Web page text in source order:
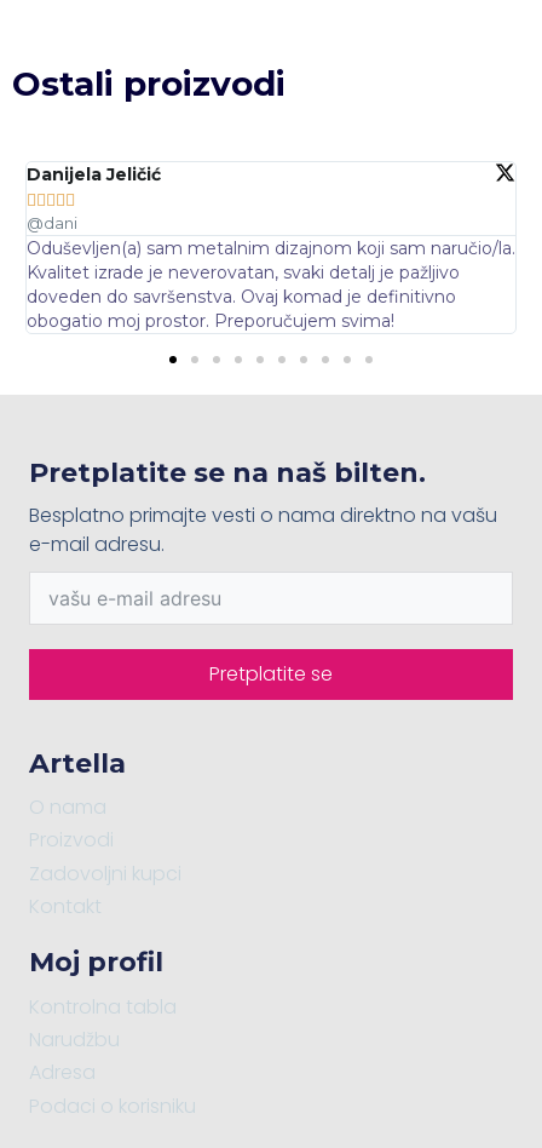
Ostali proizvodi
naručio/la.
Marijana Vukić
Metalni dizajn koji sam kupila za svoj dnevni
baš ono što mi je nedostajalo. Elegantno,
daškom luksuza. Veoma sam zadovoljna
brzinom isporuke. Definitivno ću kupiti još!
Moj profil
Kontrolna tabla
Narudžbu
Adresa
Podaci o korisniku
Artella
O nama
Proizvodi
Zadovoljni kupci
Kontakt
Pretplatite se na naš bilten.
Besplatno primajte vesti o nama direktno na vašu
e-mail adresu.
Pretplatite se